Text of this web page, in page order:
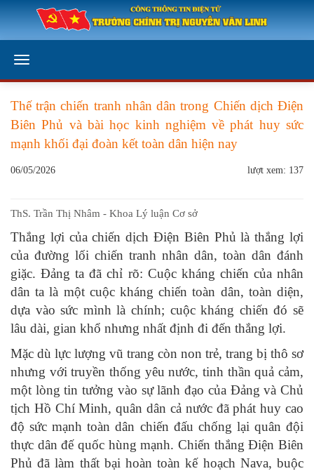
Thế trận chiến tranh nhân dân trong Chiến dịch Điện
Biên Phủ và bài học kinh nghiệm về phát huy sức
mạnh khối đại đoàn kết toàn dân hiện nay
06/05/2026 lượt xem: 137
ThS. Trần Thị Nhâm - Khoa Lý luận Cơ sở
Thắng lợi của chiến dịch Điện Biên Phủ là thắng lợi
của đường lối chiến tranh nhân dân, toàn dân đánh
giặc. Đảng ta đã chỉ rõ: Cuộc kháng chiến của nhân
dân ta là một cuộc kháng chiến toàn dân, toàn diện,
dựa vào sức mình là chính; cuộc kháng chiến đó sẽ
lâu dài, gian khổ nhưng nhất định đi đến thắng lợi.
Mặc dù lực lượng vũ trang còn non trẻ, trang bị thô sơ
nhưng với truyền thống yêu nước, tinh thần quả cảm,
một lòng tin tưởng vào sự lãnh đạo của Đảng và Chủ
tịch Hồ Chí Minh, quân dân cả nước đã phát huy cao
độ sức mạnh toàn dân chiến đấu chống lại quân đội
thực dân đế quốc hùng mạnh. Chiến thắng Điện Biên
Phủ đã làm thất bại hoàn toàn kế hoạch Nava, buộc